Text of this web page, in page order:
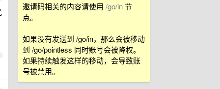
邀请码相关的内容请使用 /go/in节
点。
如果没有发送到 /go/in，那么会被移动
到 /go/pointless 同时账号会被降权。
如果持续触发这样的移动，会导致账
号被禁用。